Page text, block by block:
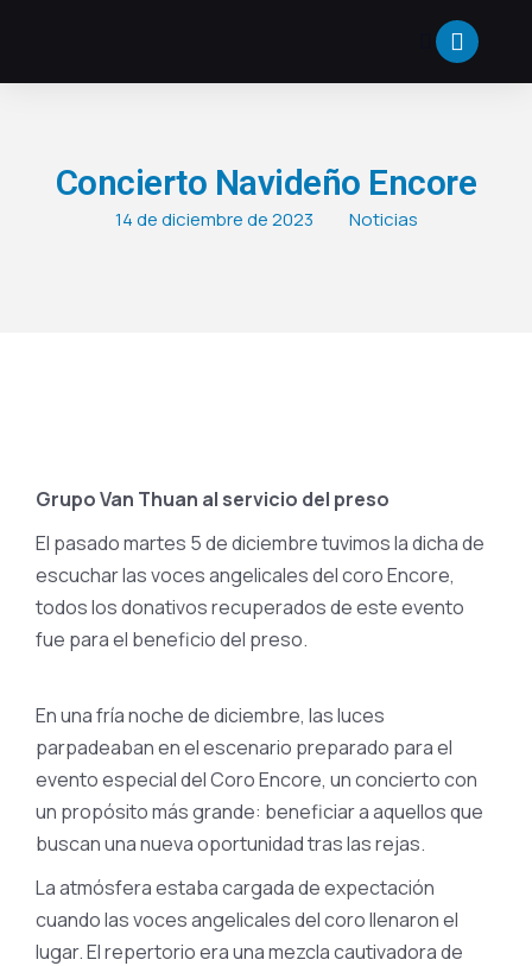
Concierto Navideño Encore
14 de diciembre de 2023 Noticias
Grupo Van Thuan al servicio del preso
El pasado martes 5 de diciembre tuvimos la dicha de
escuchar las voces angelicales del coro Encore,
todos los donativos recuperados de este evento
fue para el beneficio del preso.
En una fría noche de diciembre, las luces
parpadeaban en el escenario preparado para el
evento especial del Coro Encore, un concierto con
un propósito más grande: beneficiar a aquellos que
buscan una nueva oportunidad tras las rejas.
La atmósfera estaba cargada de expectación
cuando las voces angelicales del coro llenaron el
lugar. El repertorio era una mezcla cautivadora de